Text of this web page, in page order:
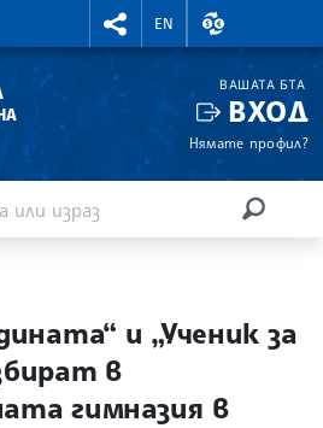
RIGHTMENU.SOCIAL
EN
ВАЛУТНИ
ВАШАТА БТА
ВХОД
Нямате профил?
и „Ученик за
в
гимназия в